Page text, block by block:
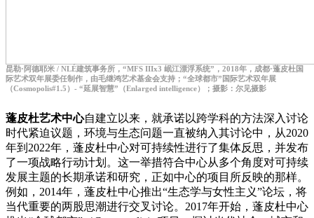
昆勒·阿德耶米 / NLÉ建筑事务所，“MFS IIIx3 岷江漂浮系统”，2018年，成都·蓬皮杜国
际艺术双年展委任制作，由毛继鸿艺术基金会支持；“全球都市”国际艺术双年展
（Cosmopolis#1.5）- “延展智慧”（Enlarged intelligence）；摄影：尔见摄影
蓬皮杜艺术中心自建立以来，就承诺以跨学科的方法深入讨论
时代紧迫议题，环境与生态问题一直被纳入其讨论中，从2020
年到2022年，蓬皮杜中心对可持续性进行了集体反思，并发布
了一项战略行动计划。这一举措符合中心从多个角度对可持续
发展主题的长期承诺和研究，正如中心的项目所反映的那样。
例如，2014年，蓬皮杜中心推出“生态学与女性主义”论坛，将
当代重要的两股思潮进行交叉讨论。2017年开始，蓬皮杜中心